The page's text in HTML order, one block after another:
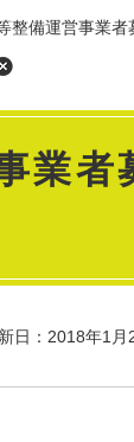
整備運営事業者
業者
日：2018年1月